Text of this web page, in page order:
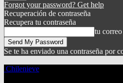
Forgot your password? Get help
Recuperación de contraseña
Recupera tu contraseña
tu
Se te ha enviado una contraseña por
Chilenieve